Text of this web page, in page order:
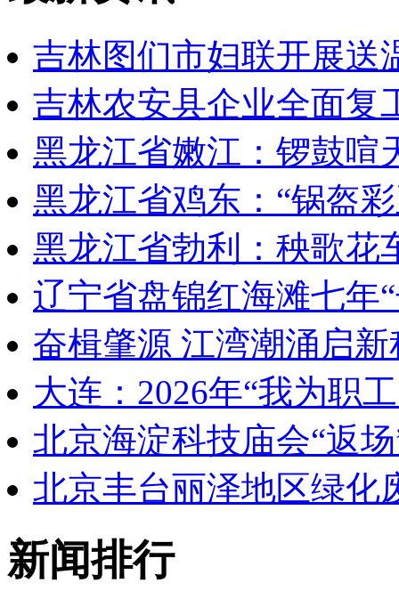
吉林图们市妇联开展送
吉林农安县企业全面复
黑龙江省嫩江：锣鼓喧
黑龙江省鸡东：“锅盔
黑龙江省勃利：秧歌花
辽宁省盘锦红海滩七年
奋楫肇源 江湾潮涌启新
大连：2026年“我为职
北京海淀科技庙会“返
北京丰台丽泽地区绿化
新闻排行